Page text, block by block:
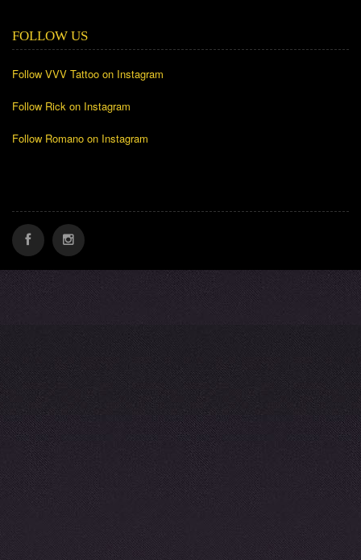
FOLLOW US
Follow VVV Tattoo on Instagram
Follow Rick on Instagram
Follow Romano on Instagram